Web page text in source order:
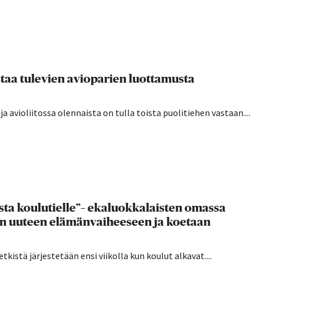
tulevien avioparien luottamusta
avioliitossa olennaista on tulla toista puolitiehen vastaan....
koulutielle”– ekaluokkalaisten omassa
uuteen elämänvaiheeseen ja koetaan
järjestetään ensi viikolla kun koulut alkavat....